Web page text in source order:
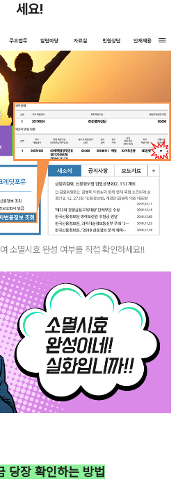
세요!
소멸시효 완성 여부를 직접 확인하세요!!
당장 확인하는 방법